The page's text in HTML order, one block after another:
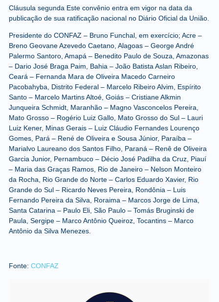
Cláusula segunda Este convênio entra em vigor na data da
publicação de sua ratificação nacional no Diário Oficial da União.
Presidente do CONFAZ – Bruno Funchal, em exercício; Acre –
Breno Geovane Azevedo Caetano, Alagoas – George André
Palermo Santoro, Amapá – Benedito Paulo de Souza, Amazonas
– Dario José Braga Paim, Bahia – João Batista Aslan Ribeiro,
Ceará – Fernanda Mara de Oliveira Macedo Carneiro
Pacobahyba, Distrito Federal – Marcelo Ribeiro Alvim, Espírito
Santo – Marcelo Martins Altoé, Goiás – Cristiane Alkmin
Junqueira Schmidt, Maranhão – Magno Vasconcelos Pereira,
Mato Grosso – Rogério Luiz Gallo, Mato Grosso do Sul – Lauri
Luiz Kener, Minas Gerais – Luiz Cláudio Fernandes Lourenço
Gomes, Pará – René de Oliveira e Sousa Júnior, Paraíba –
Marialvo Laureano dos Santos Filho, Paraná – Renê de Oliveira
Garcia Junior, Pernambuco – Décio José Padilha da Cruz, Piauí
– Maria das Graças Ramos, Rio de Janeiro – Nelson Monteiro
da Rocha, Rio Grande do Norte – Carlos Eduardo Xavier, Rio
Grande do Sul – Ricardo Neves Pereira, Rondônia – Luis
Fernando Pereira da Silva, Roraima – Marcos Jorge de Lima,
Santa Catarina – Paulo Eli, São Paulo – Tomás Bruginski de
Paula, Sergipe – Marco Antônio Queiroz, Tocantins – Marco
Antônio da Silva Menezes.
Fonte: CONFAZ